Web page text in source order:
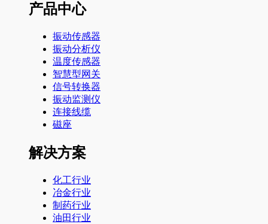
产品中心
振动传感器
振动分析仪
温度传感器
智慧型网关
信号转换器
振动监测仪
连接线缆
磁座
解决方案
化工行业
冶金行业
制药行业
油田行业